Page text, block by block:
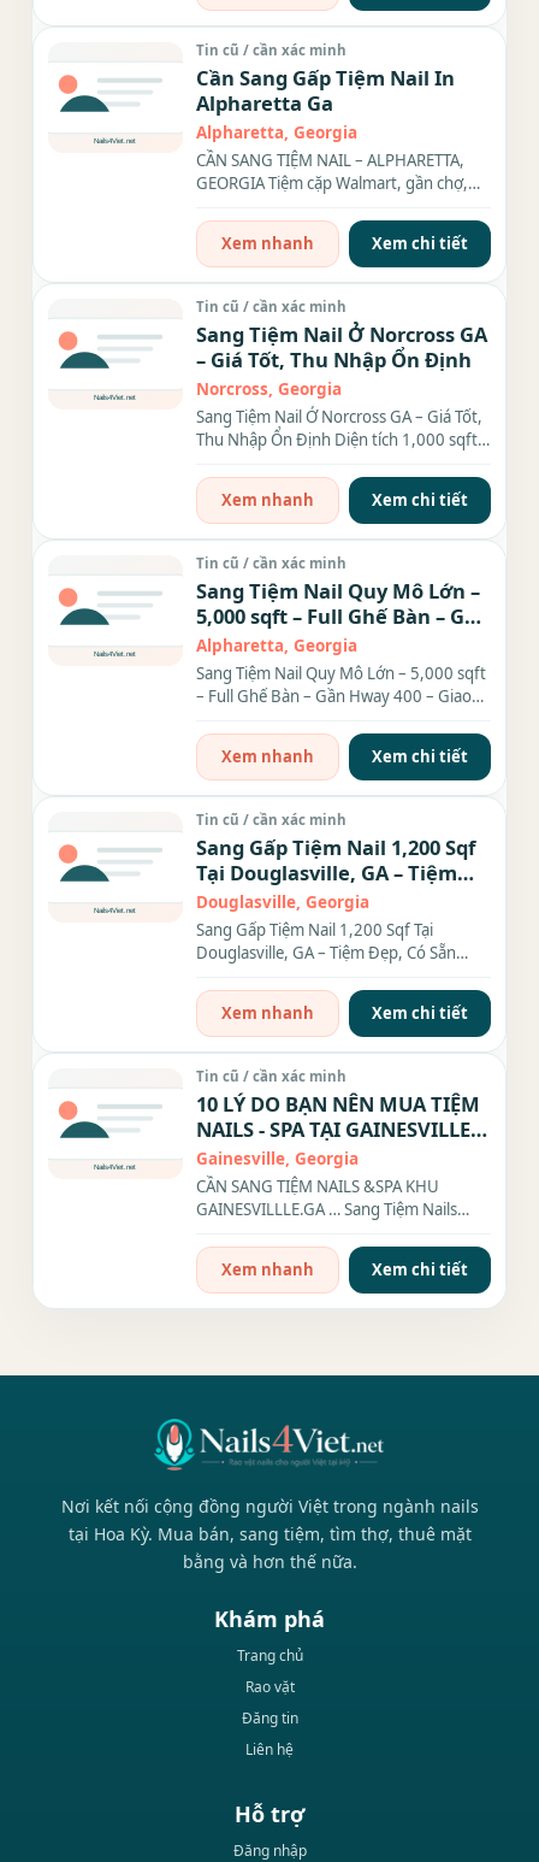
Tin cũ / cần xác minh
Cần Sang Gấp Tiệm Nail In
Alpharetta Ga
Alpharetta, Georgia
CẦN SANG TIỆM NAIL – ALPHARETTA,
GEORGIA Tiệm cặp Walmart, gần chợ,
Xem nhanh
Xem chi tiết
Tin cũ / cần xác minh
Sang Tiệm Nail Ở Norcross GA
– Giá Tốt, Thu Nhập Ổn Định
Norcross, Georgia
Sang Tiệm Nail Ở Norcross GA – Giá Tốt,
Thu Nhập Ổn Định Diện tích 1,000 sqft,
Xem nhanh
Xem chi tiết
Tin cũ / cần xác minh
Sang Tiệm Nail Quy Mô Lớn –
5,000 sqft – Full Ghế Bàn – Gần
Hway 400 – Giao Thông Siêu
Tiện
Alpharetta, Georgia
Sang Tiệm Nail Quy Mô Lớn – 5,000 sqft
– Full Ghế Bàn – Gần Hway 400 – Giao
Xem nhanh
Xem chi tiết
Tin cũ / cần xác minh
Sang Gấp Tiệm Nail 1,200 Sqf
Tại Douglasville, GA – Tiệm
Đẹp, Có Sẵn Thợ, Khách Đông
Douglasville, Georgia
Sang Gấp Tiệm Nail 1,200 Sqf Tại
Douglasville, GA – Tiệm Đẹp, Có Sẵn
Xem nhanh
Xem chi tiết
Tin cũ / cần xác minh
10 LÝ DO BẠN NÊN MUA TIỆM
NAILS - SPA TẠI GAINESVILLE,
GA
Gainesville, Georgia
CẦN SANG TIỆM NAILS &SPA KHU
GAINESVILLLE.GA … Sang Tiệm Nails
Từ...
Xem nhanh Xem chi tiết
Nơi kết nối cộng đồng người Việt trong ngành nails
tại Hoa Kỳ. Mua bán, sang tiệm, tìm thợ, thuê mặt
bằng và hơn thế nữa.
Khám phá
Trang chủ
Rao vặt
Đăng tin
Liên hệ
Hỗ trợ
Đăng nhập